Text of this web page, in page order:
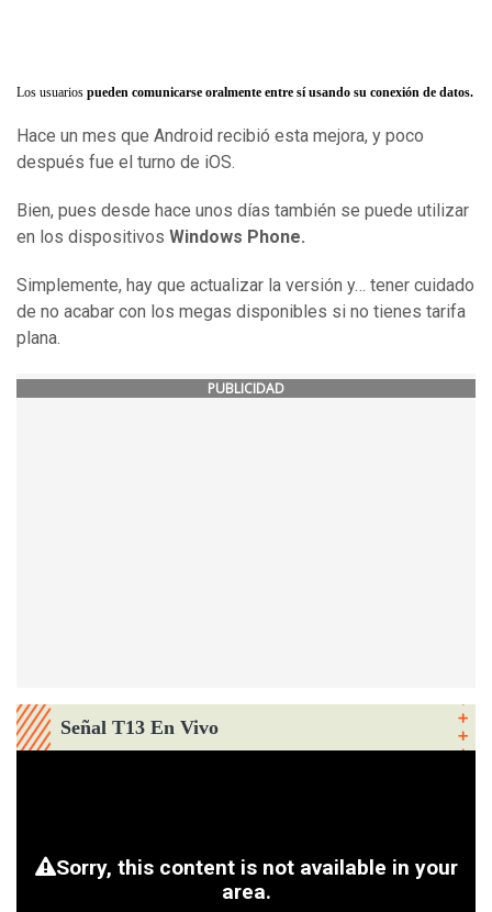
Los usuarios pueden comunicarse oralmente entre sí usando su conexión de datos.
Hace un mes que Android recibió esta mejora, y poco
después fue el turno de iOS.
Bien, pues desde hace unos días también se puede utilizar
en los dispositivos Windows Phone.
Simplemente, hay que actualizar la versión y… tener cuidado
de no acabar con los megas disponibles si no tienes tarifa
plana.
PUBLICIDAD
Señal T13 En Vivo